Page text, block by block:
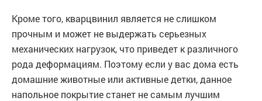
Кроме того, кварцвинил является не слишком
прочным и может не выдержать серьезных
механических нагрузок, что приведет к различного
рода деформациям. Поэтому если у вас дома есть
домашние животные или активные детки, данное
напольное покрытие станет не самым лучшим